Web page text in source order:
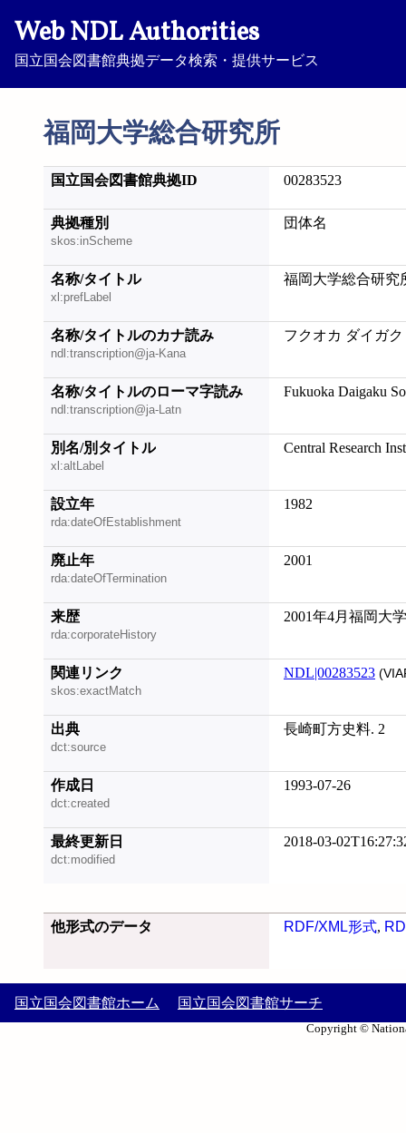
Web NDL Authorities
国立国会図書館典拠データ検索・提供サービス
福岡大学総合研究所
国立国会図書館典拠ID 00283523
典拠種別
skos:inScheme
団体名
名称/タイトル
xl:prefLabel
福岡大学総合研究
名称/タイトルのカナ読み
ndl:transcription@ja-Kana
フクオカ ダイガ
名称/タイトルのローマ字読み
ndl:transcription@ja-Latn
Fukuoka Daigaku
別名/別タイトル
xl:altLabel
Central Research
設立年
rda:dateOfEstablishment
1982
廃止年
rda:dateOfTermination
2001
来歴
rda:corporateHistory
2001年4月福岡大
関連リンク
skos:exactMatch
NDL|00283523
出典
dct:source
長崎町方史料. 2
作成日
dct:created
1993-07-26
最終更新日
dct:modified
2018-03-
他形式のデータ RDF/XML形式,
国立国会図書館ホーム 国立国会図書館サーチ
Copyright ©